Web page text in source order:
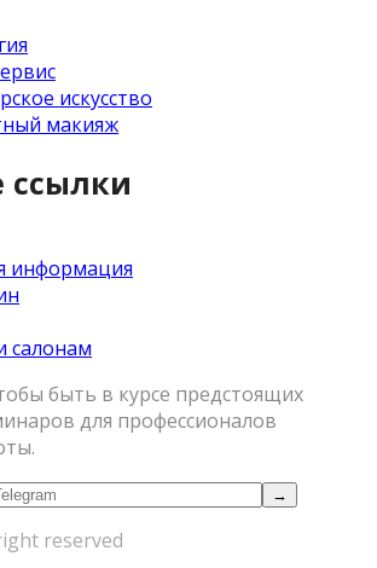
искусство
макияж
ссылки
информация
салонам
быть в курсе предстоящих
для профессионалов
reserved